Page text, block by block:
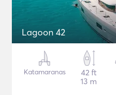
Lagoon 42
Katamaranas
42 ft
13 m